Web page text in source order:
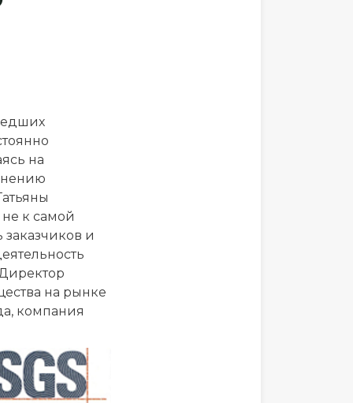
на
к самой
и
на рынке
компания